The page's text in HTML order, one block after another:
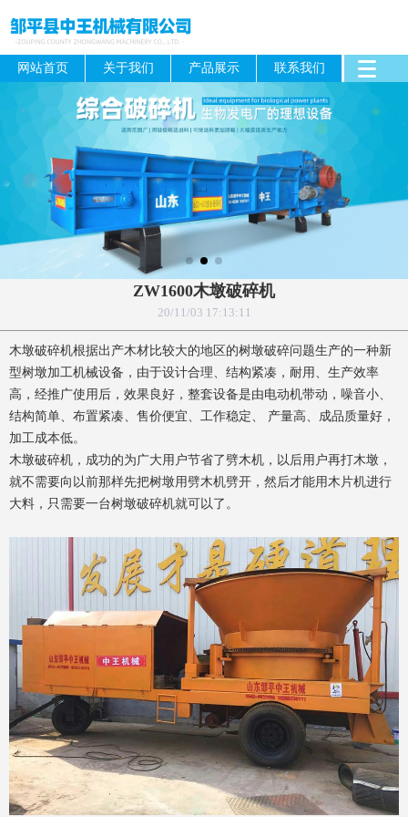
网站首页 关于我们 产品展示 联系我们
ZW1600木墩破碎机
20/11/03 17:13:11
木墩破碎机根据出产木材比较大的地区的树墩破碎问题生产的一种新
型树墩加工机械设备，由于设计合理、结构紧凑，耐用、生产效率
高，经推广使用后，效果良好，整套设备是由电动机带动，噪音小、
结构简单、布置紧凑、售价便宜、工作稳定、 产量高、成品质量好，
加工成本低。
木墩破碎机，成功的为广大用户节省了劈木机，以后用户再打木墩，
就不需要向以前那样先把树墩用劈木机劈开，然后才能用木片机进行
大料，只需要一台树墩破碎机就可以了。